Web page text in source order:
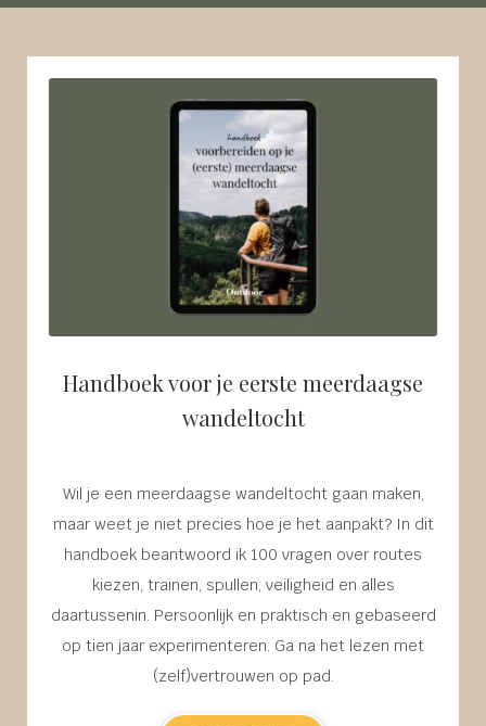
Handboek voor je eerste meerdaagse
wandeltocht
Wil je een meerdaagse wandeltocht gaan maken,
maar weet je niet precies hoe je het aanpakt? In dit
handboek beantwoord ik 100 vragen over routes
kiezen, trainen, spullen, veiligheid en alles
daartussenin. Persoonlijk en praktisch en gebaseerd
op tien jaar experimenteren. Ga na het lezen met
(zelf)vertrouwen op pad.